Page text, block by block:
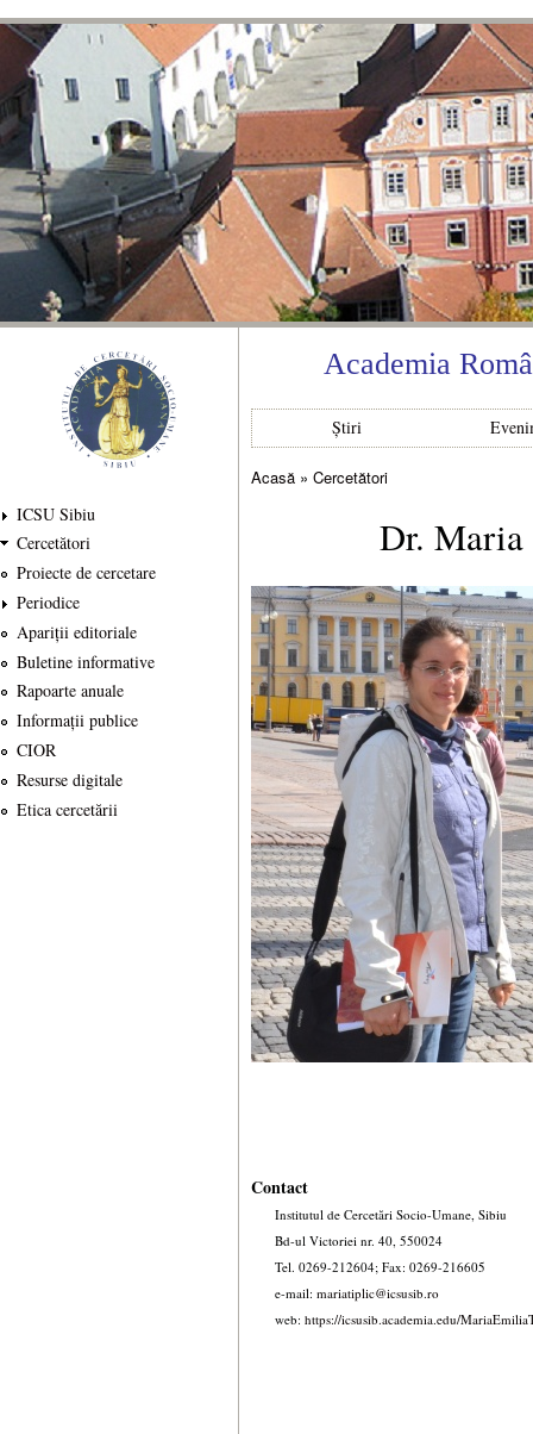
ICSU Sibiu
Cercetători
Proiecte de cercetare
Periodice
Apariții editoriale
Buletine informative
Rapoarte anuale
Informații publice
CIOR
Resurse digitale
Etica cercetării
Academia
Știri
Acasă » Cercetători
Dr.
Contact
Institutul de Cercetări Socio-Umane, Sibiu
Bd-ul Victoriei nr. 40, 550024
Tel. 0269-212604; Fax: 0269-216605
e-mail: mariatiplic@icsusib.ro
web: https://icsusib.academia.edu/